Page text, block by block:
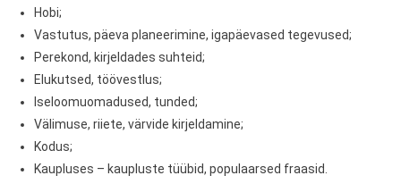
Hobi;
Vastutus, päeva planeerimine, igapäevased tegevused;
Perekond, kirjeldades suhteid;
Elukutsed, töövestlus;
Iseloomuomadused, tunded;
Välimuse, riiete, värvide kirjeldamine;
Kodus;
Kaupluses – kaupluste tüübid, populaarsed fraasid.